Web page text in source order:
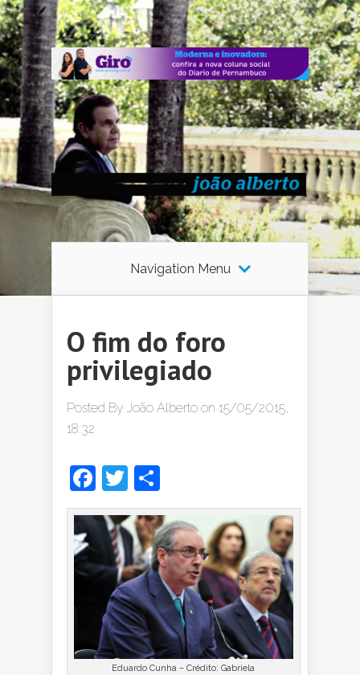
Navigation Menu
O fim do foro
privilegiado
Posted By João Alberto on 15/05/2015,
18:32
Facebook
Twitter
Eduardo Cunha – Crédito: Gabriela